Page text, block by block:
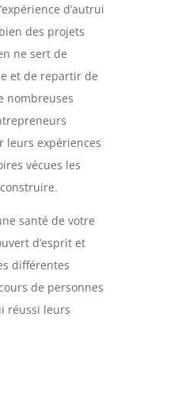
d’autrui
des projets
ne sert de
et de repartir de
nombreuses
leurs expériences
vécues les
santé de votre
d’esprit et
différentes
de personnes
réussi leurs